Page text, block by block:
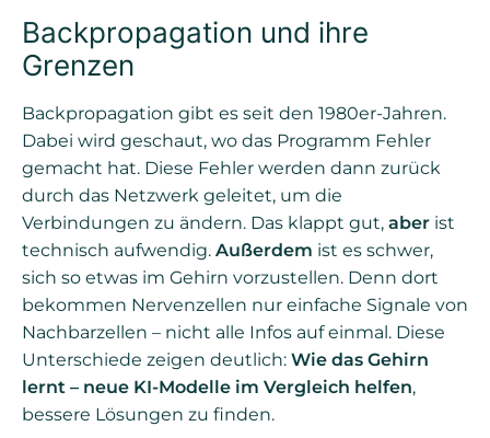
Backpropagation und ihre
Grenzen
Backpropagation gibt es seit den 1980er-Jahren.
Dabei wird geschaut, wo das Programm Fehler
gemacht hat. Diese Fehler werden dann zurück
durch das Netzwerk geleitet, um die
Verbindungen zu ändern. Das klappt gut,aber ist
technisch aufwendig.Außerdem ist es schwer,
sich so etwas im Gehirn vorzustellen. Denn dort
bekommen Nervenzellen nur einfache Signale von
Nachbarzellen – nicht alle Infos auf einmal. Diese
Unterschiede zeigen deutlich:Wie das Gehirn
lernt – neue KI-Modelle im Vergleich helfen,
bessere Lösungen zu finden.